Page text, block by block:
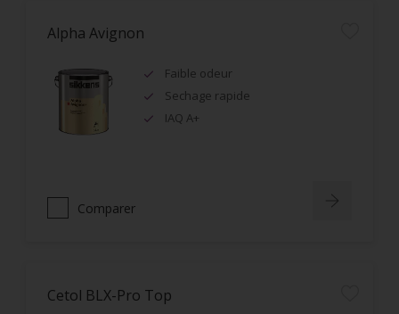
Alpha Avignon
Faible odeur
Sechage rapide
IAQ A+
Comparer
Cetol BLX-Pro Top